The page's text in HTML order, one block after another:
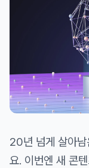
20년 넘게 살아남
요. 이번엔 새 콘